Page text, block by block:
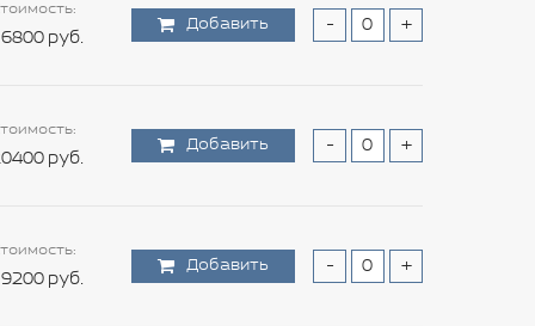
руб.
Добавить - +
руб.
Добавить - +
руб.
Добавить - +